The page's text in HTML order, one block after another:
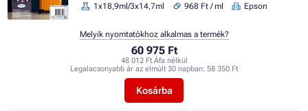
1x18,9ml/3x14,7ml
968 Ft / ml Epson
60 975 Ft
48 012 Ft Áfa nélkül
Legalacsonyabb ár az elmúlt 30 napban: 58 350 Ft
Kosárba
Melyik nyomtatókhoz alkalmas a termék?